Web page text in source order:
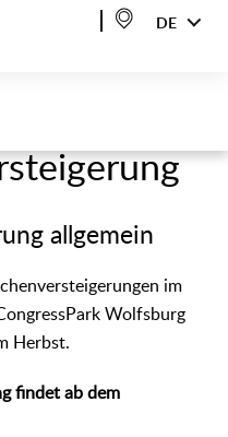
DE
allgemein
im
Wolfsburg
Herbst.
findet ab dem